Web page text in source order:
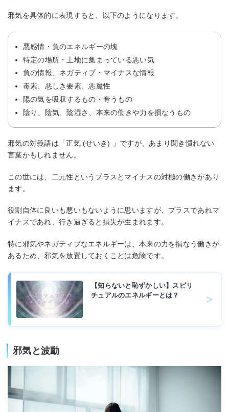
邪気を具体的に表現すると、以下のようになります。
悪感情・負のエネルギーの塊
特定の場所・土地に集まっている悪い気
負の情報、ネガティブ・マイナスな情報
毒素、悪しき要素、悪魔性
陽の気を吸収するもの・奪うもの
陰り、陰気、陰湿さ、本来の働きや力を損なうもの
邪気の対義語は「正気 (せいき) 」ですが、あまり聞き慣れない
言葉かもしれません。
この世には、二元性というプラスとマイナスの対極の働きがあり
ます。
役割自体に良いも悪いもないように思いますが、プラスであれマ
イナスであれ、行き過ぎると損失が生まれます。
特に邪気やネガティブなエネルギーは、本来の力を損なう働きが
あるため、邪気を放置しておくことは危険です。
【知らないと恥ずかしい】スピリ
チュアルのエネルギーとは？
邪気と波動